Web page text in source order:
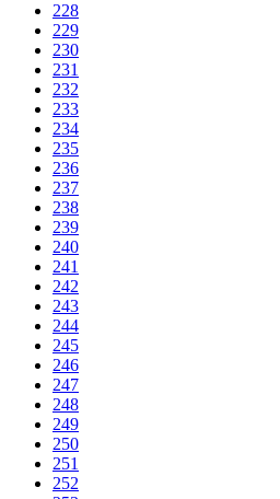
228
229
230
231
232
233
234
235
236
237
238
239
240
241
242
243
244
245
246
247
248
249
250
251
252